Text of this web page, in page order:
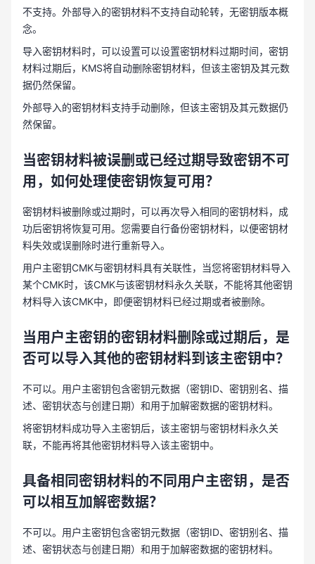
不支持。外部导入的密钥材料不支持自动轮转，无密钥版本概
念。
导入密钥材料时，可以设置可以设置密钥材料过期时间，密钥
材料过期后，KMS将自动删除密钥材料，但该主密钥及其元数
据仍然保留。
外部导入的密钥材料支持手动删除，但该主密钥及其元数据仍
然保留。
当密钥材料被误删或已经过期导致密钥不可
用，如何处理使密钥恢复可用？
密钥材料被删除或过期时，可以再次导入相同的密钥材料，成
功后密钥将恢复可用。您需要自行备份密钥材料，以便密钥材
料失效或误删除时进行重新导入。
用户主密钥CMK与密钥材料具有关联性，当您将密钥材料导入
某个CMK时，该CMK与该密钥材料永久关联，不能将其他密钥
材料导入该CMK中，即便密钥材料已经过期或者被删除。
当用户主密钥的密钥材料删除或过期后，是
否可以导入其他的密钥材料到该主密钥中？
不可以。用户主密钥包含密钥元数据（密钥ID、密钥别名、描
述、密钥状态与创建日期）和用于加解密数据的密钥材料。
将密钥材料成功导入主密钥后，该主密钥与密钥材料永久关
联，不能再将其他密钥材料导入该主密钥中。
具备相同密钥材料的不同用户主密钥，是否
可以相互加解密数据？
不可以。用户主密钥包含密钥元数据（密钥ID、密钥别名、描
述、密钥状态与创建日期）和用于加解密数据的密钥材料。